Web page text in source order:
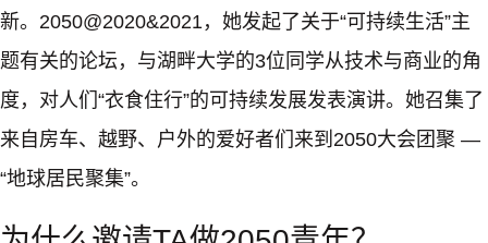
新。2050@2020&2021，她发起了关于“可持续生活”主
题有关的论坛，与湖畔大学的3位同学从技术与商业的角
度，对人们“衣食住行”的可持续发展发表演讲。她召集了
来自房车、越野、户外的爱好者们来到2050大会团聚 —
“地球居民聚集”。